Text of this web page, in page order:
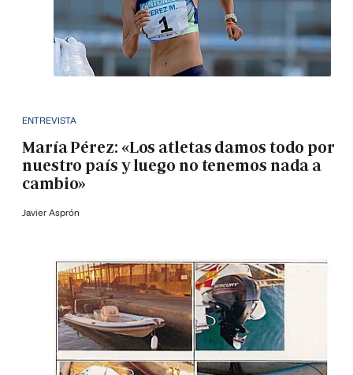
ENTREVISTA
María Pérez: «Los atletas damos todo por
nuestro país y luego no tenemos nada a
cambio»
Javier Asprón